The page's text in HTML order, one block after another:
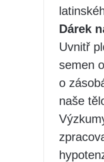
Dárek
Uvnitř
semen
o
naše